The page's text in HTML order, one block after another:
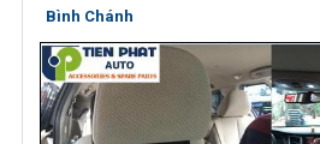
Bình Chánh